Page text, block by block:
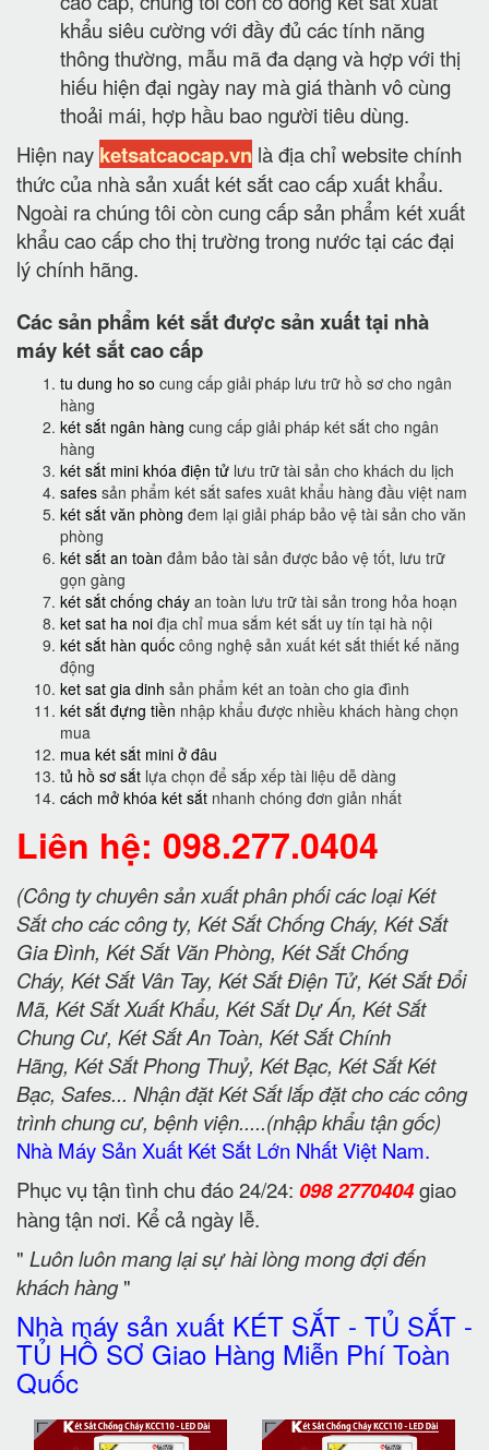
khẩu siêu cường với đầy đủ các tính năng
thông thường, mẫu mã đa dạng và hợp với thị
hiếu hiện đại ngày nay mà giá thành vô cùng
thoải mái, hợp hầu bao người tiêu dùng.
Hiện nay ketsatcaocap.vn là địa chỉ website chính
thức của nhà sản xuất két sắt cao cấp xuất khẩu.
Ngoài ra chúng tôi còn cung cấp sản phẩm két xuất
khẩu cao cấp cho thị trường trong nước tại các đại
lý chính hãng.
Các sản phẩm két sắt được sản xuất tại nhà
máy két sắt cao cấp
tu dung ho so cung cấp giải pháp lưu trữ hồ sơ cho ngân
hàng
két sắt ngân hàng cung cấp giải pháp két sắt cho ngân
hàng
két sắt mini khóa điện tử lưu trữ tài sản cho khách du lịch
safes sản phẩm két sắt safes xuât khẩu hàng đầu việt nam
két sắt văn phòng đem lại giải pháp bảo vệ tài sản cho văn
phòng
két sắt an toàn đảm bảo tài sản được bảo vệ tốt, lưu trữ
gọn gàng
két sắt chống cháy an toàn lưu trữ tài sản trong hỏa hoạn
ket sat ha noi địa chỉ mua sắm két sắt uy tín tại hà nội
két sắt hàn quốc công nghệ sản xuất két sắt thiết kế năng
động
ket sat gia dinh sản phẩm két an toàn cho gia đình
két sắt đựng tiền nhập khẩu được nhiều khách hàng chọn
mua
mua két sắt mini ở đâu
tủ hồ sơ sắt lựa chọn để sắp xếp tài liệu dễ dàng
cách mở khóa két sắt nhanh chóng đơn giản nhất
Liên hệ: 098.277.0404
(Công ty chuyên sản xuất phân phối các loại Két
Sắt cho các công ty, Két Sắt Chống Cháy, Két Sắt
Gia Đình, Két Sắt Văn Phòng, Két Sắt Chống
Cháy, Két Sắt Vân Tay, Két Sắt Điện Tử, Két Sắt Đổi
Mã, Két Sắt Xuất Khẩu, Két Sắt Dự Án, Két Sắt
Chung Cư, Két Sắt An Toàn, Két Sắt Chính
Hãng, Két Sắt Phong Thuỷ, Két Bạc, Két Sắt Két
Bạc, Safes... Nhận đặt Két Sắt lắp đặt cho các công
trình chung cư, bệnh viện.....(nhập khẩu tận gốc)
Nhà Máy Sản Xuất Két Sắt Lớn Nhất Việt Nam.
Phục vụ tận tình chu đáo 24/24: 098 2770404giao
hàng tận nơi. Kể cả ngày lễ.
" Luôn luôn mang lại sự hài lòng mong đợi đến
khách hàng"
Nhà máy sản xuất KÉT SẮT - TỦ SẮT -
TỦ HỒ SƠ Giao Hàng Miễn Phí Toàn
Quốc